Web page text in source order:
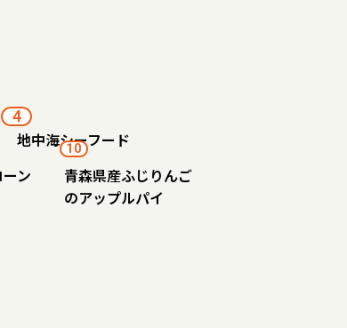
4
地中海シーフード
ン
10
青森県産ふじりんご
のアップルパイ